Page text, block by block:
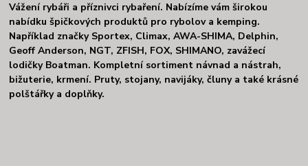
Vážení rybáři a příznivci rybaření. Nabízíme vám širokou
nabídku špičkových produktů pro rybolov a kemping.
Například značky Sportex, Climax, AWA-SHIMA, Delphin,
Geoff Anderson, NGT, ZFISH, FOX, SHIMANO, zavážecí
lodičky Boatman. Kompletní sortiment návnad a nástrah,
bižuterie, krmení. Pruty, stojany, navijáky, čluny a také krásné
polštářky a doplňky.